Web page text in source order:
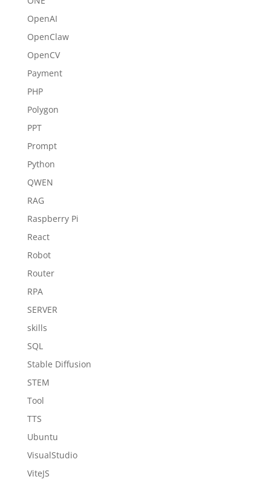
OpenAI
OpenClaw
OpenCV
Payment
PHP
Polygon
PPT
Prompt
Python
QWEN
RAG
Raspberry Pi
React
Robot
Router
RPA
SERVER
skills
SQL
Stable Diffusion
STEM
Tool
TTS
Ubuntu
VisualStudio
ViteJS